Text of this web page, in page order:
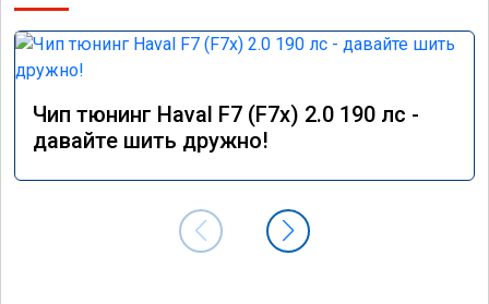
Чип тюнинг Haval F7 (F7x) 2.0 190 лс -
давайте шить дружно!